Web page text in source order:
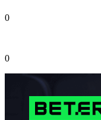
0
0